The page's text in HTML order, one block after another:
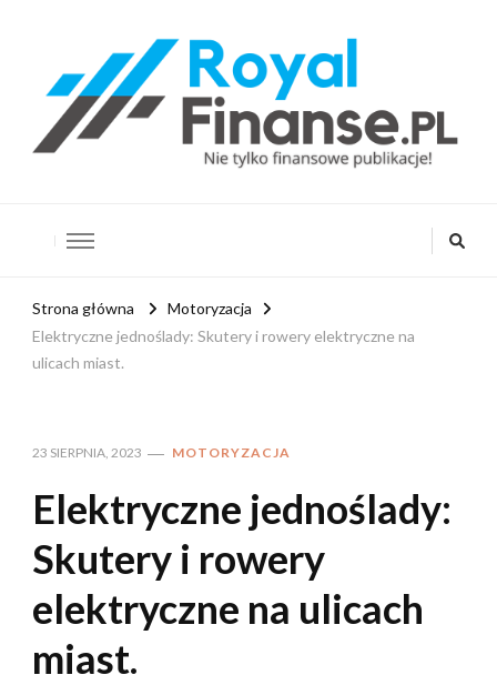
Strona główna
Motoryzacja
Elektryczne jednoślady: Skutery i rowery elektryczne na
ulicach miast.
23 SIERPNIA, 2023 MOTORYZACJA
Elektryczne jednoślady:
Skutery i rowery
elektryczne na ulicach
miast.